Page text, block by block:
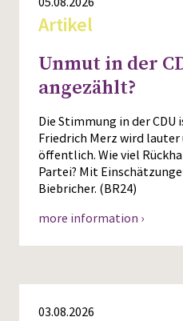
Artikel
Unmut in der
angezählt?
Die Stimmung in der CDU
Friedrich Merz wird lauter
öffentlich. Wie viel
Partei? Mit
Biebricher. (BR24)
more information ›
03.08.2026